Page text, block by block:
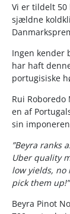
Vi er tildelt 50
sjældne
Ingen kender
har haft
portugisiske
Rui
en af
sin
”Beyra ranks
Uber quality
low yields,
pick them up!”
Beyra Pinot